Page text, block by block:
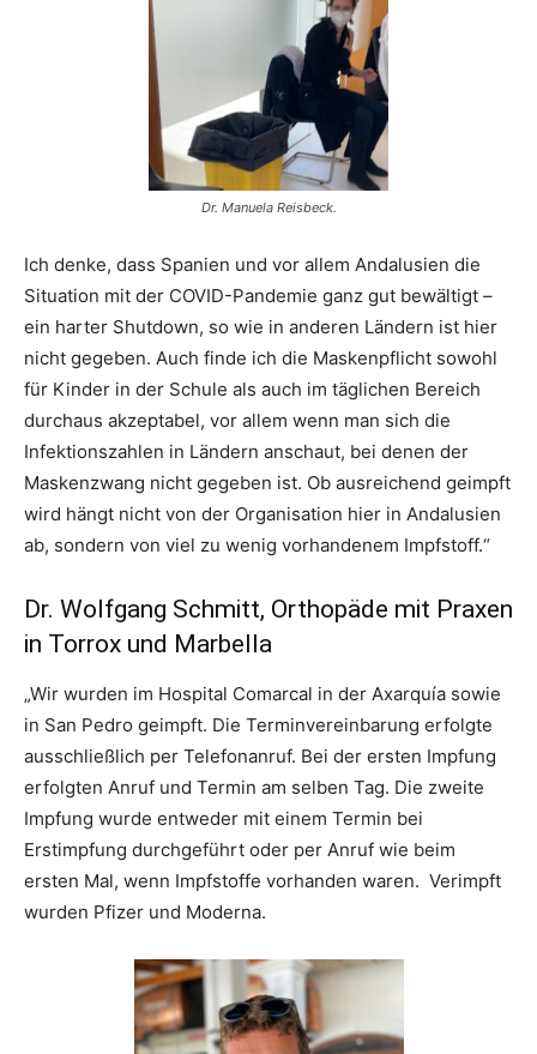
Dr. Manuela Reisbeck.
Ich denke, dass Spanien und vor allem Andalusien die
Situation mit der COVID-Pandemie ganz gut bewältigt –
ein harter Shutdown, so wie in anderen Ländern ist hier
nicht gegeben. Auch finde ich die Maskenpflicht sowohl
für Kinder in der Schule als auch im täglichen Bereich
durchaus akzeptabel, vor allem wenn man sich die
Infektionszahlen in Ländern anschaut, bei denen der
Maskenzwang nicht gegeben ist. Ob ausreichend geimpft
wird hängt nicht von der Organisation hier in Andalusien
ab, sondern von viel zu wenig vorhandenem Impfstoff.“
Dr. Wolfgang Schmitt, Orthopäde mit Praxen
in Torrox und Marbella
„Wir wurden im Hospital Comarcal in der Axarquía sowie
in San Pedro geimpft. Die Terminvereinbarung erfolgte
ausschließlich per Telefonanruf. Bei der ersten Impfung
erfolgten Anruf und Termin am selben Tag. Die zweite
Impfung wurde entweder mit einem Termin bei
Erstimpfung durchgeführt oder per Anruf wie beim
ersten Mal, wenn Impfstoffe vorhanden waren. Verimpft
wurden Pfizer und Moderna.